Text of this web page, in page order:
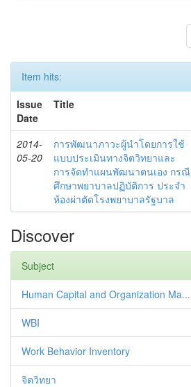
Item hits:
Issue
Date
Title
2014-
05-20
การพัฒนาภาวะผู้นำโดยการใช้
แบบประเมินทางจิตวิทยาและ
การจัดทำแผนพัฒนาตนเอง กรณี
ศึกษาพยาบาลปฏิบัติการ ประจำ
ห้องผ่าตัดโรงพยาบาลรัฐบาล
Discover
Subject
Human Capital and Organization Ma...
WBI
Work Behavior Inventory
จิตวิทยา